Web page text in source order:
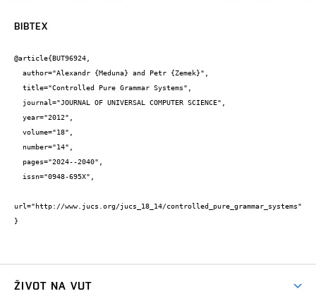
BIBTEX
@article{BUT96924,
url="http://www.jucs.org/jucs_18_14/controlled_pure_grammar_systems"
}
ŽIVOT NA VUT